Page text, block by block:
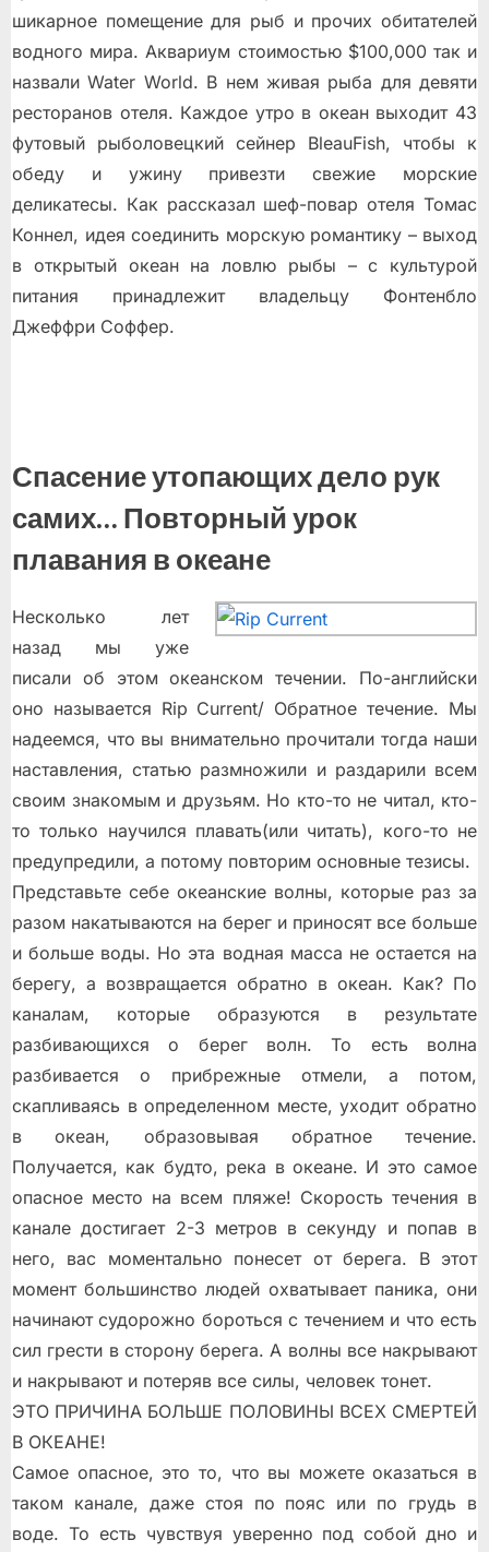
шикарное помещение для рыб и прочих обитателей
водного мира. Аквариум стоимостью $100,000 так и
назвали Water World. В нем живая рыба для девяти
ресторанов отеля. Каждое утро в океан выходит 43
футовый рыболовецкий сейнер BleauFish, чтобы к
обеду и ужину привезти свежие морские
деликатесы. Как рассказал шеф-повар отеля Томас
Коннел, идея соединить морскую романтику – выход
в открытый океан на ловлю рыбы – с культурой
питания принадлежит владельцу Фонтенбло
Джеффри Соффер.
Спасение утопающих дело рук
самих… Повторный урок
плавания в океане
Несколько лет
назад мы уже
писали об этом океанском течении. По-английски
оно называется Rip Current/ Обратное течение. Мы
надеемся, что вы внимательно прочитали тогда наши
наставления, статью размножили и раздарили всем
своим знакомым и друзьям. Но кто-то не читал, кто-
то только научился плавать(или читать), кого-то не
предупредили, а потому повторим основные тезисы.
Представьте себе океанские волны, которые раз за
разом накатываются на берег и приносят все больше
и больше воды. Но эта водная масса не остается на
берегу, а возвращается обратно в океан. Как? По
каналам, которые образуются в результате
разбивающихся о берег волн. То есть волна
разбивается о прибрежные отмели, а потом,
скапливаясь в определенном месте, уходит обратно
в океан, образовывая обратное течение.
Получается, как будто, река в океане. И это самое
опасное место на всeм пляже! Скорость течения в
канале достигает 2-3 метров в секунду и попав в
него, вас моментально понесет от берега. В этот
момент большинство людей охватывает паника, они
начинают судорожно бороться с течением и что есть
сил грести в сторону берега. А волны всe накрывают
и накрывают и потеряв все силы, человек тонет.
ЭТО ПРИЧИНА БОЛЬШЕ ПОЛОВИНЫ ВСЕХ СМЕРТЕЙ
В ОКЕАНЕ!
Самое опасное, это то, что вы можете оказаться в
таком канале, даже стоя по пояс или по грудь в
воде. То есть чувствуя уверенно под собой дно и